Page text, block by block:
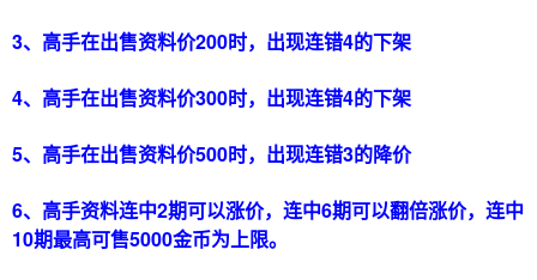
3、高手在出售资料价200时，出现连错4的下架
4、高手在出售资料价300时，出现连错4的下架
5、高手在出售资料价500时，出现连错3的降价
6、高手资料连中2期可以涨价，连中6期可以翻倍涨价，连中
10期最高可售5000金币为上限。